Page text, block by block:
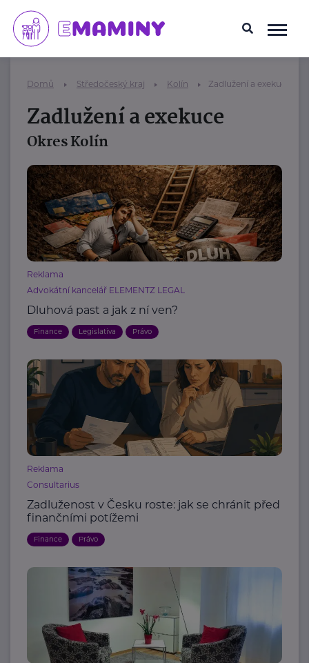
Domů Středočeský kraj Kolín Zadlužení a exekuce
Zadlužení a exekuce
Okres Kolín
Reklama
Advokátní kancelář ELEMENTZ LEGAL
Dluhová past a jak z ní ven?
Finance Legislativa Právo
Reklama
Consultarius
Zadluženost v Česku roste: jak se chránit před
finančními potížemi
Finance Právo